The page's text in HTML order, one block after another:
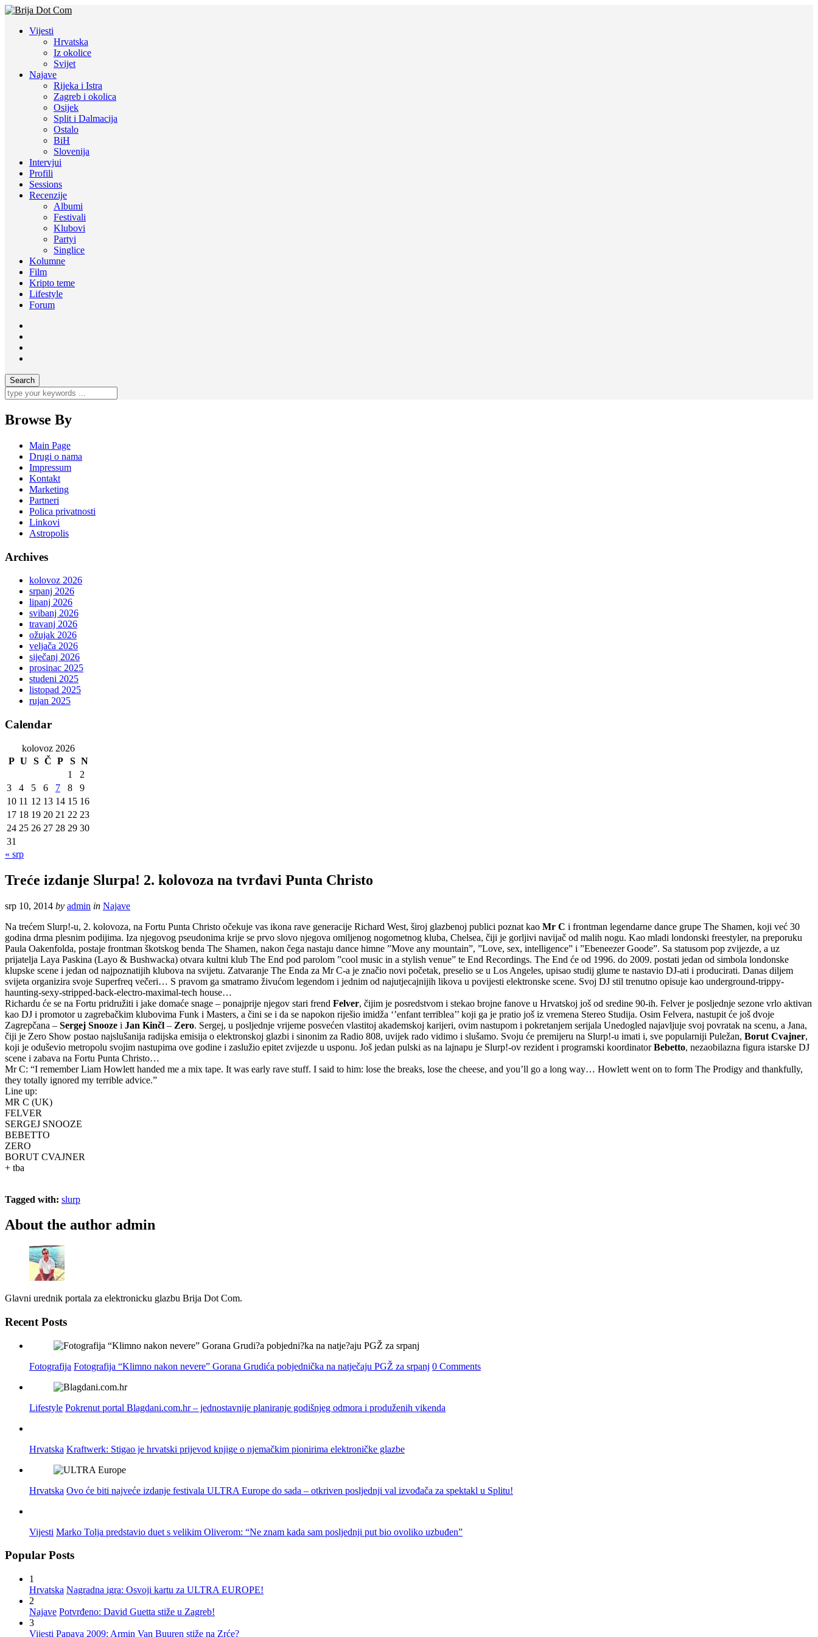
Vijesti
Hrvatska
Iz okolice
Svijet
Najave
Rijeka i Istra
Zagreb i okolica
Osijek
Split i Dalmacija
Ostalo
BiH
Slovenija
Intervjui
Profili
Sessions
Recenzije
Albumi
Festivali
Klubovi
Partyi
Singlice
Kolumne
Film
Kripto teme
Lifestyle
Forum
Browse By
Main Page
Drugi o nama
Impressum
Kontakt
Marketing
Partneri
Polica privatnosti
Linkovi
Astropolis
Archives
kolovoz 2026
srpanj 2026
lipanj 2026
svibanj 2026
travanj 2026
ožujak 2026
veljača 2026
siječanj 2026
prosinac 2025
studeni 2025
listopad 2025
rujan 2025
Calendar
kolovoz 2026
P U S Č P S N
1
2
3
4 5 6 7 8
9
10 11 12 13 14 15 16
17 18 19 20 21 22 23
24 25 26 27 28 29 30
31
« srp
Treće izdanje Slurpa! 2. kolovoza na tvrđavi Punta Christo
srp 10, 2014 by admin in Najave
Na trećem Slurp!-u, 2. kolovoza, na Fortu Punta Christo očekuje vas ikona rave generacije Richard West, široj glazbenoj publici poznat kao Mr C i frontman legendarne dance grupe The Shamen, koji već 30
godina drma plesnim podijima. Iza njegovog pseudonima krije se prvo slovo njegova omiljenog nogometnog kluba, Chelsea, čiji je gorljivi navijač od malih nogu. Kao mladi londonski freestyler, na preporuku
Paula Oakenfolda, postaje frontman škotskog benda The Shamen, nakon čega nastaju dance himne ”Move any mountain”, ”Love, sex, intelligence” i ”Ebeneezer Goode”. Sa statusom pop zvijezde, a uz
prijatelja Laya Paskina (Layo & Bushwacka) otvara kultni klub The End pod parolom ”cool music in a stylish venue” te End Recordings. The End će od 1996. do 2009. postati jedan od simbola londonske
klupske scene i jedan od najpoznatijih klubova na svijetu. Zatvaranje The Enda za Mr C-a je značio novi početak, preselio se u Los Angeles, upisao studij glume te nastavio DJ-ati i producirati. Danas diljem
svijeta organizira svoje Superfreq večeri… S pravom ga smatramo živućom legendom i jednim od najutjecajnijih likova u povijesti elektronske scene. Svoj DJ stil trenutno opisuje kao underground-trippy-
haunting-sexy-stripped-back-electro-maximal-tech house…
Richardu će se na Fortu pridružiti i jake domaće snage – ponajprije njegov stari frend Felver, čijim je posredstvom i stekao brojne fanove u Hrvatskoj još od sredine 90-ih. Felver je posljednje sezone vrlo aktivan
kao DJ i promotor u zagrebačkim klubovima Funk i Masters, a čini se i da se napokon riješio imidža ‘’enfant terriblea’’ koji ga je pratio još iz vremena Stereo Studija. Osim Felvera, nastupit će još dvoje
Zagrepčana – Sergej Snooze i Jan Kinčl – Zero. Sergej, u posljednje vrijeme posvećen vlastitoj akademskoj karijeri, ovim nastupom i pokretanjem serijala Unedogled najavljuje svoj povratak na scenu, a Jana,
čiji je Zero Show postao najslušanija radijska emisija o elektronskoj glazbi i sinonim za Radio 808, uvijek rado vidimo i slušamo. Svoju će premijeru na Slurp!-u imati i, sve popularniji Puležan, Borut Cvajner,
koji je oduševio metropolu svojim nastupima ove godine i zaslužio epitet zvijezde u usponu. Još jedan pulski as na lajnapu je Slurp!-ov rezident i programski koordinatorBebetto, nezaobilazna figura istarske DJ
scene i zabava na Fortu Punta Christo…
Mr C: “I remember Liam Howlett handed me a mix tape. It was early rave stuff. I said to him: lose the breaks, lose the cheese, and you’ll go a long way… Howlett went on to form The Prodigy and thankfully,
they totally ignored my terrible advice.”
Line up:
MR C (UK)
FELVER
SERGEJ SNOOZE
BEBETTO
ZERO
BORUT CVAJNER
+ tba
Tagged with: slurp
About the author admin
Glavni urednik portala za elektronicku glazbu Brija Dot Com.
Recent Posts
Fotografija Fotografija “Klimno nakon nevere” Gorana Grudića pobjednička na natječaju PGŽ za srpanj 0 Comments
Lifestyle Pokrenut portal Blagdani.com.hr – jednostavnije planiranje godišnjeg odmora i produženih vikenda
Hrvatska Kraftwerk: Stigao je hrvatski prijevod knjige o njemačkim pionirima elektroničke glazbe
Hrvatska Ovo će biti najveće izdanje festivala ULTRA Europe do sada – otkriven posljednji val izvođača za spektakl u Splitu!
Vijesti Marko Tolja predstavio duet s velikim Oliverom: “Ne znam kada sam posljednji put bio ovoliko uzbuđen”
Popular Posts
1
Hrvatska Nagradna igra: Osvoji kartu za ULTRA EUROPE!
2
Najave Potvrđeno: David Guetta stiže u Zagreb!
3
Vijesti Papaya 2009: Armin Van Buuren stiže na Zrće?